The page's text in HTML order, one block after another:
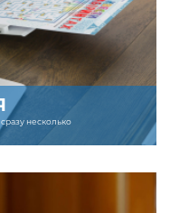
несколько